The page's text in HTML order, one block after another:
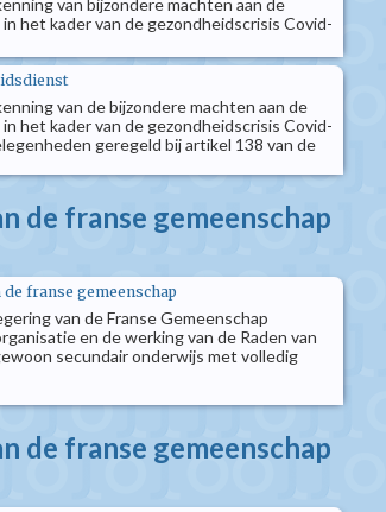
van bijzondere machten aan de
het kader van de gezondheidscrisis Covid-
van de bijzondere machten aan de
het kader van de gezondheidscrisis Covid-
geregeld bij artikel 138 van de
de franse gemeenschap
franse gemeenschap
van de Franse Gemeenschap
en de werking van de Raden van
secundair onderwijs met volledig
de franse gemeenschap